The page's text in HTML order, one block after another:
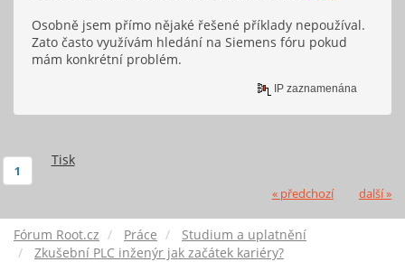
Osobně jsem přímo nějaké řešené příklady nepoužíval.
Zato často využívám hledání na Siemens fóru pokud
mám konkrétní problém.
IP zaznamenána
Tisk
1
« předchozí další »
Fórum Root.cz Práce
Studium a uplatnění
Zkušební PLC inženýr jak začátek kariéry?